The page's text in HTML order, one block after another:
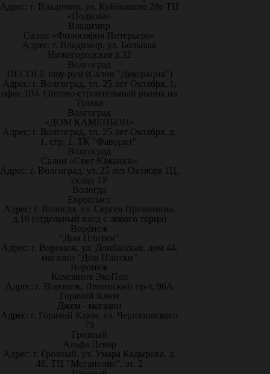
Адрес: г. Владимир, ул. Куйбышева 28е ТЦ
«Подкова»
Владимир
Салон «Философия Интерьера»
Адрес: г. Владимир, ул. Большая
Нижегородская д.32
Волгоград
DECOLE шоу-рум (Салон "Декорация")
Адрес: г. Волгоград, ул. 25 лет Октября, 1,
офис 104. Оптово-строительный рынок на
Тулака
Волгоград
«ДОМ КАМЕНЬОН»
Адрес: г. Волгоград, ул. 25 лет Октября, д.
1, стр. 1, ТК "Фаворит".
Волгоград
Салон «Свет Южанки»
Адрес: г. Волгоград, ул. 25 лет Октября 1Ц,
склад ТР
Вологда
Европласт
Адрес: г. Вологда, ул. Сергея Преминина,
д.10 (отдельный вход с левого торца)
Воронеж
"Дом Плитки"
Адрес: г. Воронеж. ул. Донбасская, дом 44,
магазин "Дом Плитки"
Воронеж
Компания ЭкоПол
Адрес: г. Воронеж, Ленинский пр-т, 96А
Горячий Ключ
Джем - магазин
Адрес: г. Горячий Ключ, ул. Черняховского
79
Грозный
Альфа Декор
Адрес: г. Грозный, ул. Умара Кадырова, д.
48, ТЦ "Мегаполис", эт. 2